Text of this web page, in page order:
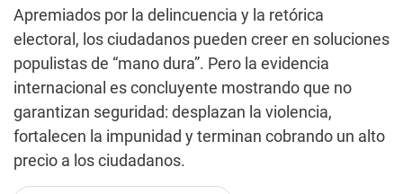
Apremiados por la delincuencia y la retórica
electoral, los ciudadanos pueden creer en soluciones
populistas de “mano dura”. Pero la evidencia
internacional es concluyente mostrando que no
garantizan seguridad: desplazan la violencia,
fortalecen la impunidad y terminan cobrando un alto
precio a los ciudadanos.